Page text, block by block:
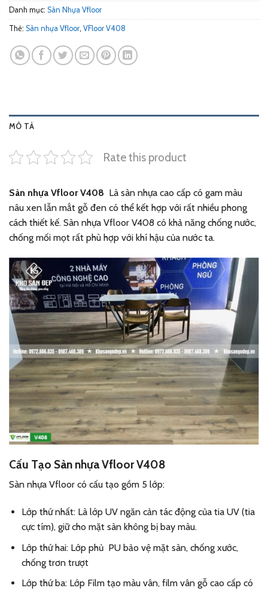
Danh mục: Sàn Nhựa Vfloor
Thẻ: Sàn nhựa Vfloor, VFloor V408
MÔ TẢ
Rate this product
Sàn nhựa Vfloor V408 Là sàn nhựa cao cấp có gam màu
nâu xen lẫn mắt gỗ đen có thể kết hợp với rất nhiều phong
cách thiết kế. Sàn nhựa Vfloor V408 có khả năng chống nước,
chống mối mọt rất phù hợp với khí hậu của nước ta.
Cấu Tạo Sàn nhựa Vfloor V408
Sàn nhựa Vfloor có cấu tạo gồm 5 lớp:
Lớp thứ nhất: Là lớp UV ngăn cản tác động của tia UV (tia
cực tím), giữ cho mặt sàn không bị bay màu.
Lớp thứ hai: Lớp phủ PU bảo vệ mặt sàn, chống xước,
chống trơn trượt
Lớp thứ ba: Lớp Film tạo màu vân, film vân gỗ cao cấp có